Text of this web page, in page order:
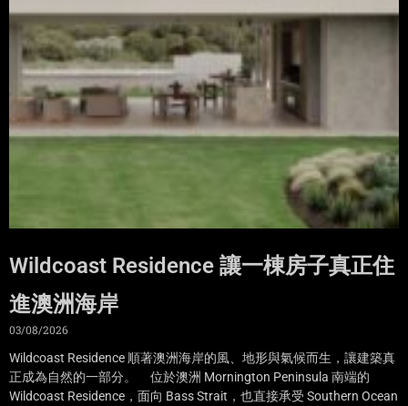
Wildcoast Residence 讓一棟房子真正住
進澳洲海岸
03/08/2026
Wildcoast Residence 順著澳洲海岸的風、地形與氣候而生，讓建築真
正成為自然的一部分。 位於澳洲 Mornington Peninsula 南端的
Wildcoast Residence，面向 Bass Strait，也直接承受 Southern Ocean